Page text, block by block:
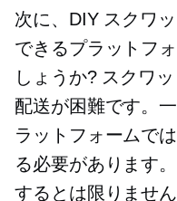
次に、DIY スクワ
できるプラットフ
しょうか? スクワ
配送が困難です。
ラットフォームで
る必要があります
するとは限りません